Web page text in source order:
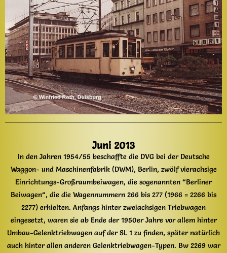
Juni 2013
In den Jahren 1954/55 beschaffte die DVG bei der Deutsche
Waggon- und Maschinenfabrik (DWM), Berlin, zwölf vierachsige
Einrichtungs-Großraumbeiwagen, die sogenannten “Berliner
Beiwagen“, die die Wagennummern 266 bis 277 (1966 = 2266 bis
2277) erhielten. Anfangs hinter zweiachsigen Triebwagen
eingesetzt, waren sie ab Ende der 1950er Jahre vor allem hinter
Umbau-Gelenktriebwagen auf der SL 1 zu finden, später natürlich
auch hinter allen anderen Gelenktriebwagen-Typen. Bw 2269 war